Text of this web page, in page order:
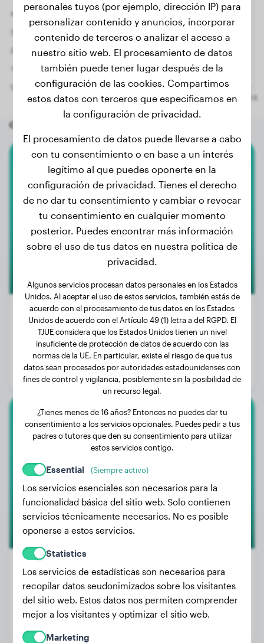
Otros perros aleatorios
American Pit Bull Terrier
Dilara
Peso:
19 kg
Edad:
1 año, 10 meses
Género:
Perra
Rhodesian Ridgeback
Malaika
Peso:
33 kg
Edad:
6 años, 6 meses
Género:
personales tuyos (por ejemplo, dirección IP) para
personalizar contenido y anuncios, incorporar
contenido de terceros o analizar el acceso a
nuestro sitio web. El procesamiento de datos
también puede tener lugar después de la
configuración de las cookies. Compartimos
estos datos con terceros que especificamos en
la configuración de privacidad.
El procesamiento de datos puede llevarse a cabo
con tu consentimiento o en base a un interés
legítimo al que puedes oponerte en la
configuración de privacidad. Tienes el derecho
de no dar tu consentimiento y cambiar o revocar
tu consentimiento en cualquier momento
posterior. Puedes encontrar más información
sobre el uso de tus datos en nuestra política de
privacidad.
Algunos servicios procesan datos personales en los Estados
Unidos. Al aceptar el uso de estos servicios, también estás de
acuerdo con el procesamiento de tus datos en los Estados
Unidos de acuerdo con el Artículo 49 (1) letra a del RGPD. El
TJUE considera que los Estados Unidos tienen un nivel
insuficiente de protección de datos de acuerdo con las
normas de la UE. En particular, existe el riesgo de que tus
datos sean procesados por autoridades estadounidenses con
fines de control y vigilancia, posiblemente sin la posibilidad de
un recurso legal.
¿Tienes menos de 16 años? Entonces no puedes dar tu
consentimiento a los servicios opcionales. Puedes pedir a tus
padres o tutores que den su consentimiento para utilizar
estos servicios contigo.
Essential (Siempre activo)
Los servicios esenciales son necesarios para la
funcionalidad básica del sitio web. Solo contienen
servicios técnicamente necesarios. No es posible
oponerse a estos servicios.
Statistics
Los servicios de estadísticas son necesarios para
recopilar datos seudonimizados sobre los visitantes
del sitio web. Estos datos nos permiten comprender
mejor a los visitantes y optimizar el sitio web.
Marketing